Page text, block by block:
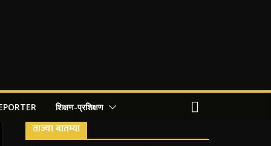
शिक्षण-प्रशिक्षण
ताज्या बातम्या